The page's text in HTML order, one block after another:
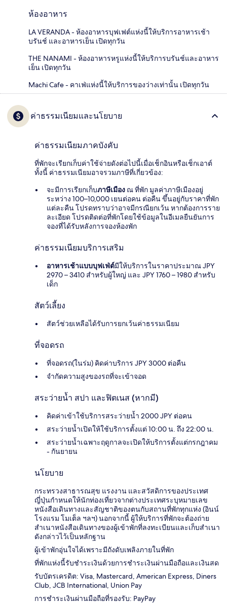
ห้องอาหาร
LA VERANDA - ห้องอาหารบุฟเฟต์แห่งนี้ให้บริการอาหารเช้า
บรันช์ และอาหารเย็น เปิดทุกวัน
THE NANAMI - ห้องอาหารหรูแห่งนี้ให้บริการบรันช์และอาหาร
เย็น เปิดทุกวัน
Machi Cafe - คาเฟ่แห่งนี้ให้บริการของว่างเท่านั้น เปิดทุกวัน
ค่าธรรมเนียมและนโยบาย
ค่าธรรมเนียมภาคบังคับ
ที่พักจะเรียกเก็บค่าใช้จ่ายดังต่อไปนี้เมื่อเช็กอินหรือเช็กเอาต์
ทั้งนี้ ค่าธรรมเนียมอาจรวมภาษีที่เกี่ยวข้อง:
จะมีการเรียกเก็บภาษีเมือง ณ ที่พัก มูลค่าภาษีเมืองอยู่
ระหว่าง 100–10,000 เยนต่อคน ต่อคืน ขึ้นอยู่กับราคาที่พัก
แต่ละคืน โปรดทราบว่าอาจมีกรณียกเว้น หากต้องการราย
ละเอียด โปรดติดต่อที่พักโดยใช้ข้อมูลในอีเมลยืนยันการ
จองที่ได้รับหลังการจองห้องพัก
ค่าธรรมเนียมบริการเสริม
อาหารเช้าแบบบุฟเฟ่ต์มีให้บริการในราคาประมาณ JPY
2970 – 3410 สำหรับผู้ใหญ่ และ JPY 1760 – 1980 สำหรับ
เด็ก
สัตว์เลี้ยง
สัตว์ช่วยเหลือได้รับการยกเว้นค่าธรรมเนียม
ที่จอดรถ
ที่จอดรถ(ในร่ม) คิดค่าบริการ JPY 3000 ต่อคืน
จำกัดความสูงของรถที่จะเข้าจอด
สระว่ายน้ำ สปา และฟิตเนส (หากมี)
คิดค่าเข้าใช้บริการสระว่ายน้ำ 2000 JPY ต่อคน
สระว่ายน้ำเปิดให้ใช้บริการตั้งแต่ 10:00 น. ถึง 22:00 น.
สระว่ายน้ำเฉพาะฤดูกาลจะเปิดให้บริการตั้งแต่กรกฎาคม
- กันยายน
นโยบาย
กระทรวงสาธารณสุข แรงงาน และสวัสดิการของประเทศ
ญี่ปุ่นกำหนดให้นักท่องเที่ยวจากต่างประเทศระบุหมายเลข
หนังสือเดินทางและสัญชาติของตนกับสถานที่พักทุกแห่ง (อินน์
โรงแรม โมเต็ล ฯลฯ) นอกจากนี้ ผู้ให้บริการที่พักจะต้องถ่าย
สำเนาหนังสือเดินทางของผู้เข้าพักที่ลงทะเบียนและเก็บสำเนา
ดังกล่าวไว้เป็นหลักฐาน
ผู้เข้าพักอุ่นใจได้เพราะมีถังดับเพลิงภายในที่พัก
ที่พักแห่งนี้รับชำระเงินด้วยการชำระเงินผ่านมือถือและเงินสด
รับบัตรเครดิต: Visa, Mastercard, American Express, Diners
Club, JCB International, Union Pay
การชำระเงินผ่านมือถือที่รองรับ: PayPay